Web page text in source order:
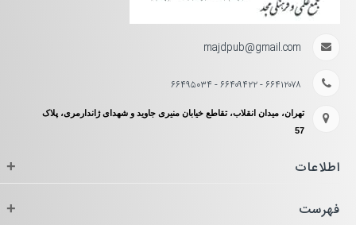
majdpub@gmail.com
۶۶۴۱۲۰۷۸ - ۶۶۴۰۹۴۲۲ - ۶۶۴۹۵۰۳۴
تهران، میدان انقلاب، تقاطع خیابان منیری جاوید و شهدای ژاندارمری، پلاک
57
اطلاعات +
فهرست +